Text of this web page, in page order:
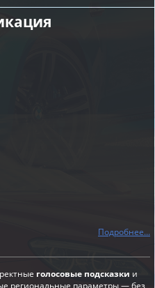
Подробнее...
голосовые подсказки и
региональные параметры — без